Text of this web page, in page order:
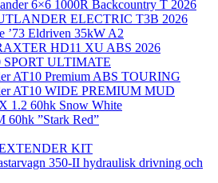
6×6 1000R Backcountry T 2026
ELECTRIC T3B 2026
’73 Eldriven 35kW A2
HD11 XU ABS 2026
SPORT ULTIMATE
AT10 Premium ABS TOURING
AT10 WIDE PREMIUM MUD
1.2 60hk Snow White
60hk ”Stark Red”
KIT
350-II hydraulisk drivning och